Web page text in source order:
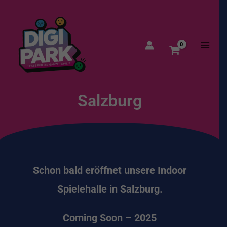
springen
Salzburg
Schon bald eröffnet unsere Indoor
Spielehalle in Salzburg.
Coming Soon – 2025